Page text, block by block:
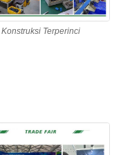
Konstruksi Terperinci